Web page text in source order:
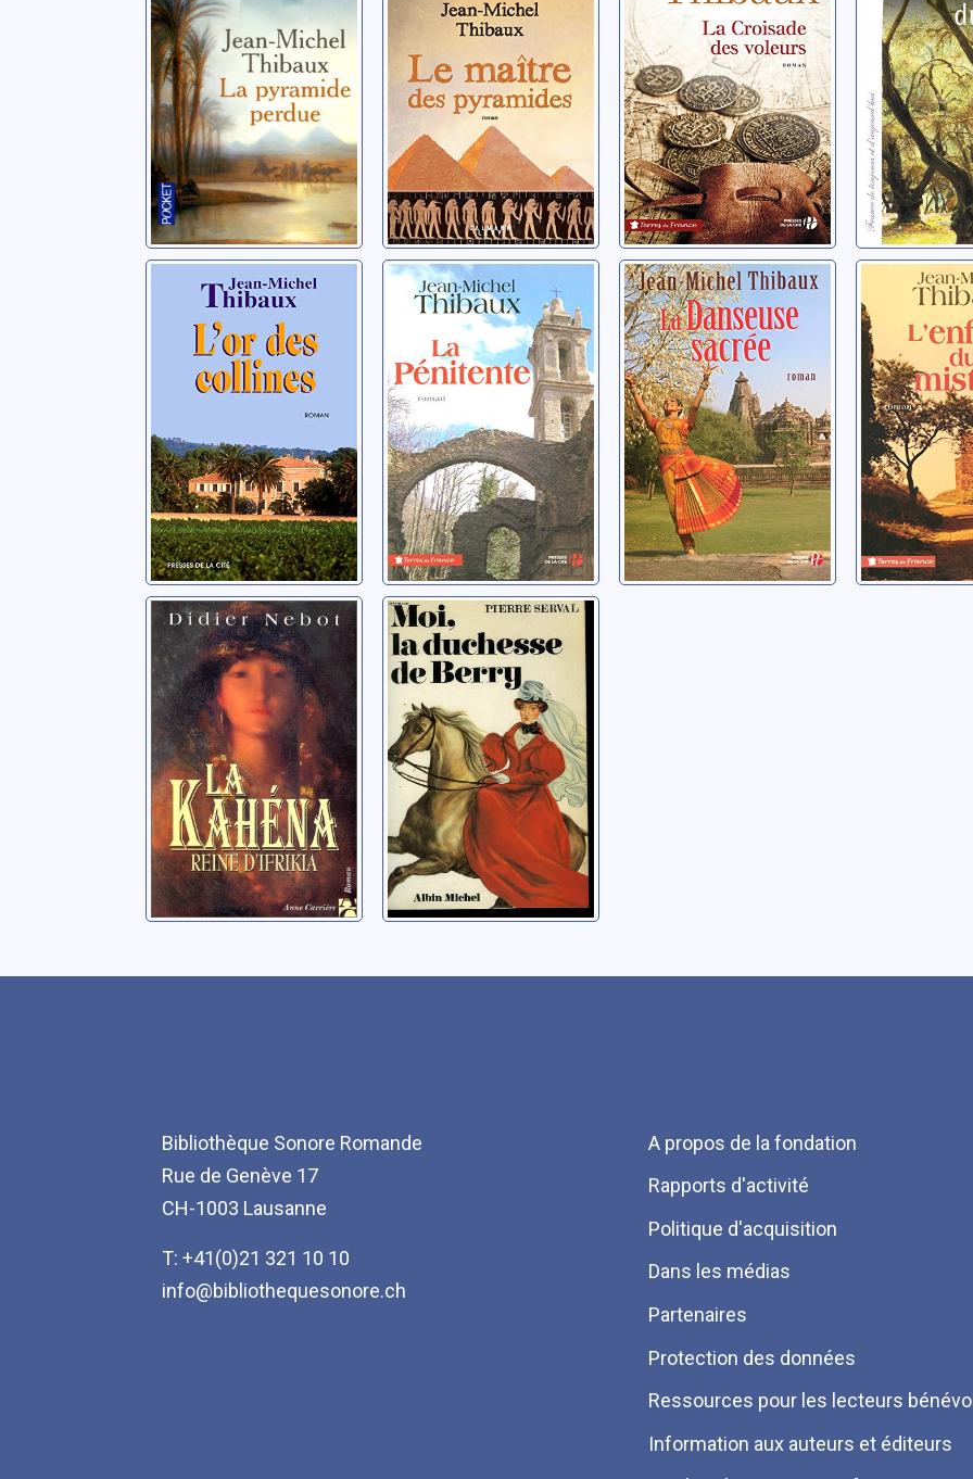
Thibaux, Jean-Michel Thibaux, Jean-Michel Thibaux, Jean-Michel Thibaux,
L'or des collines
Thibaux, Jean-Michel
La pénitente
Thibaux, Jean-Michel
La danseuse
sacrée
Thibaux, Jean-Michel
L'enfant
mistral
Thibaux,
La Kahéna: Reine
d'Ifrikia
Nebot, Didier
Moi, la duchesse
de Berry
Serval, Pierre
Bibliothèque Sonore Romande
Rue de Genève 17
CH-1003 Lausanne
T: +41(0)21 321 10 10
info@bibliothequesonore.ch
Menu
Pied
de
page
A propos de la fondation
Rapports d'activité
Politique d'acquisition
Dans les médias
Partenaires
Protection des données
Ressources pour les lecteurs
Information aux auteurs et éditeurs